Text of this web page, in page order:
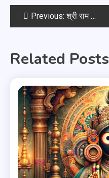
Previous: श्री राम रक्षा स्तोत्र
Related Posts